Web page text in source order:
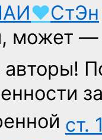
♥СтЭн
может
ст.